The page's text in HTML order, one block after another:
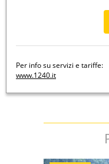
Per info su servizi e tariffe:
www.1240.it